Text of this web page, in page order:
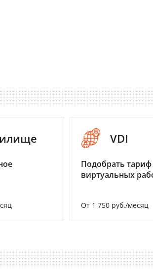
VDI
Подобрать
виртуальных
От 1 750 руб./месяц